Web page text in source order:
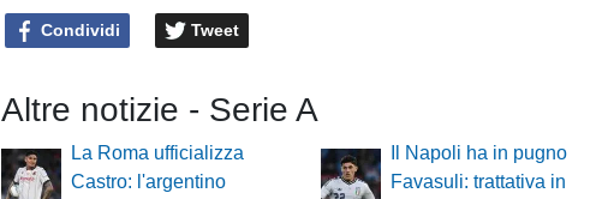
Condividi Tweet
Altre notizie - Serie A
La Roma ufficializza
Castro: l'argentino
Il Napoli ha in pugno
Favasuli: trattativa in